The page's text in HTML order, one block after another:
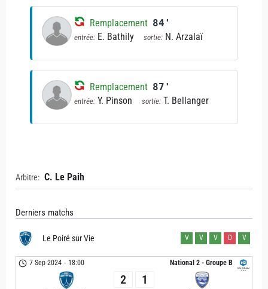
Remplacement 84'
entrée: E. Bathily sortie: N. Arzalaï
Remplacement 87'
entrée: Y. Pinson sortie: T. Bellanger
Arbitre: C. Le Paih
Derniers matchs
Le Poiré sur Vie V V V D V
National 2 - Groupe B
7 Sep 2024 - 18:00
2 1